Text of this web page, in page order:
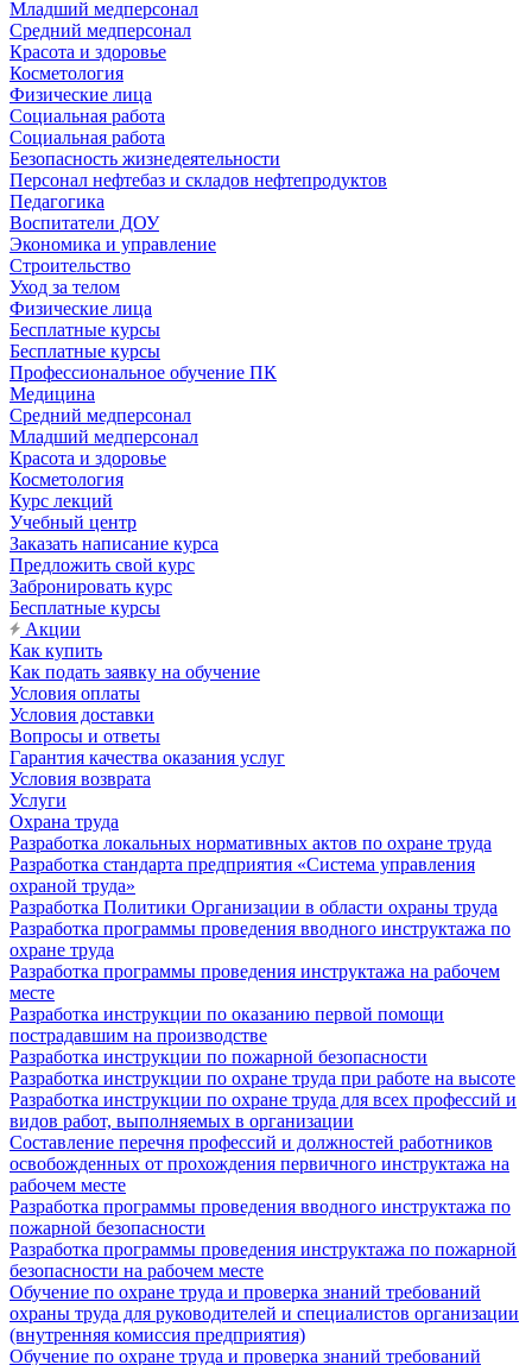
Младший медперсонал
Средний медперсонал
Красота и здоровье
Косметология
Физические лица
Социальная работа
Социальная работа
Безопасность жизнедеятельности
Персонал нефтебаз и складов нефтепродуктов
Педагогика
Воспитатели ДОУ
Экономика и управление
Строительство
Уход за телом
Физические лица
Бесплатные курсы
Бесплатные курсы
Профессиональное обучение ПК
Медицина
Средний медперсонал
Младший медперсонал
Красота и здоровье
Косметология
Курс лекций
Учебный центр
Заказать написание курса
Предложить свой курс
Забронировать курс
Бесплатные курсы
Акции
Как купить
Как подать заявку на обучение
Условия оплаты
Условия доставки
Вопросы и ответы
Гарантия качества оказания услуг
Условия возврата
Услуги
Охрана труда
Разработка локальных нормативных актов по охране труда
Разработка стандарта предприятия «Система управления
охраной труда»
Разработка Политики Организации в области охраны труда
Разработка программы проведения вводного инструктажа по
охране труда
Разработка программы проведения инструктажа на рабочем
месте
Разработка инструкции по оказанию первой помощи
пострадавшим на производстве
Разработка инструкции по пожарной безопасности
Разработка инструкции по охране труда при работе на высоте
Разработка инструкции по охране труда для всех профессий и
видов работ, выполняемых в организации
Составление перечня профессий и должностей работников
освобожденных от прохождения первичного инструктажа на
рабочем месте
Разработка программы проведения вводного инструктажа по
пожарной безопасности
Разработка программы проведения инструктажа по пожарной
безопасности на рабочем месте
Обучение по охране труда и проверка знаний требований
охраны труда для руководителей и специалистов организации
(внутренняя комиссия предприятия)
Обучение по охране труда и проверка знаний требований